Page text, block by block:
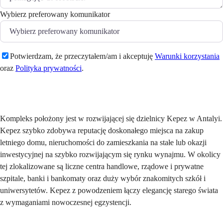
Wybierz preferowany komunikator
Potwierdzam, że przeczytałem/am i akceptuję Warunki korzystania
oraz Polityka prywatności.
Kompleks położony jest w rozwijającej się dzielnicy Kepez w Antalyi.
Kepez szybko zdobywa reputację doskonałego miejsca na zakup
letniego domu, nieruchomości do zamieszkania na stałe lub okazji
inwestycyjnej na szybko rozwijającym się rynku wynajmu. W okolicy
tej zlokalizowane są liczne centra handlowe, rządowe i prywatne
szpitale, banki i bankomaty oraz duży wybór znakomitych szkół i
uniwersytetów. Kepez z powodzeniem łączy elegancję starego świata
z wymaganiami nowoczesnej egzystencji.